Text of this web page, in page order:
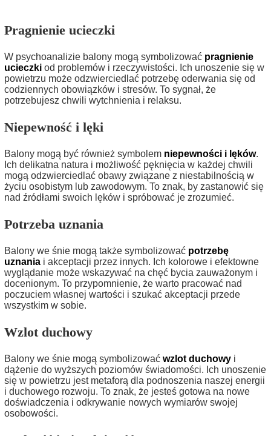
Pragnienie ucieczki
W psychoanalizie balony mogą symbolizować pragnienie
ucieczki od problemów i rzeczywistości. Ich unoszenie się w
powietrzu może odzwierciedlać potrzebę oderwania się od
codziennych obowiązków i stresów. To sygnał, że
potrzebujesz chwili wytchnienia i relaksu.
Niepewność i lęki
Balony mogą być również symbolem niepewności i lęków.
Ich delikatna natura i możliwość pęknięcia w każdej chwili
mogą odzwierciedlać obawy związane z niestabilnością w
życiu osobistym lub zawodowym. To znak, by zastanowić się
nad źródłami swoich lęków i spróbować je zrozumieć.
Potrzeba uznania
Balony we śnie mogą także symbolizować potrzebę
uznania i akceptacji przez innych. Ich kolorowe i efektowne
wyglądanie może wskazywać na chęć bycia zauważonym i
docenionym. To przypomnienie, że warto pracować nad
poczuciem własnej wartości i szukać akceptacji przede
wszystkim w sobie.
Wzlot duchowy
Balony we śnie mogą symbolizować wzlot duchowy i
dążenie do wyższych poziomów świadomości. Ich unoszenie
się w powietrzu jest metaforą dla podnoszenia naszej energii
i duchowego rozwoju. To znak, że jesteś gotowa na nowe
doświadczenia i odkrywanie nowych wymiarów swojej
osobowości.